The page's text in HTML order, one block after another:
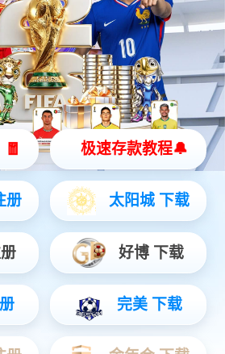
今年会jinnianhui金字招牌A924 DS大模型一体机硬件维保服务说明书_V1.1
字招牌服务器产品维护服务说明书
友情链接
金字招牌数码集团